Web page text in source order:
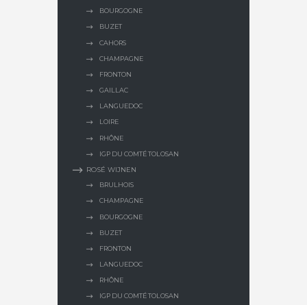
BOURGOGNE
BUZET
CAHORS
CHAMPAGNE
FRONTON
GAILLAC
LANGUEDOC
LOIRE
RHÔNE
IGP DU COMTÉ TOLOSAN
ROSÉ WIJNEN
BRULHOIS
CHAMPAGNE
BOURGOGNE
BUZET
FRONTON
LANGUEDOC
RHÔNE
IGP DU COMTÉ TOLOSAN